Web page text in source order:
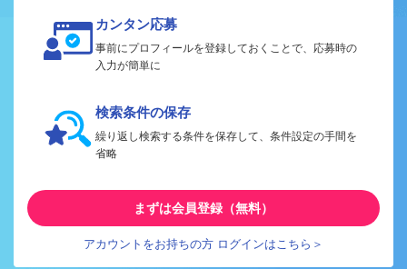
カンタン応募
事前にプロフィールを登録しておくことで、応募時の
入力が簡単に
検索条件の保存
繰り返し検索する条件を保存して、条件設定の手間を
省略
まずは会員登録（無料）
アカウントをお持ちの方 ログインはこちら＞